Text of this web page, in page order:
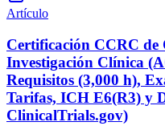
Artículo
Certificación CCRC
Investigación Clínica
Requisitos (3,000 h),
Tarifas, ICH E6(R3) y
ClinicalTrials.gov)